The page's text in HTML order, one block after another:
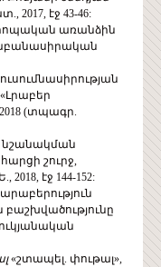
2017, էջ 43-46:
առանձին
(տպագր.
նշանակման
շուրջ,
էջ 144-152:
«շտապել. փութալ»,